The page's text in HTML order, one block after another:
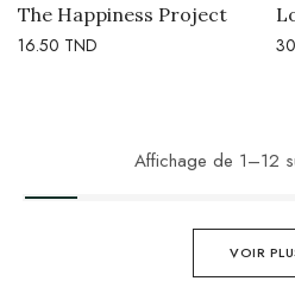
The Happiness Project
16.50 TND
Affichage de 1–12
VOIR